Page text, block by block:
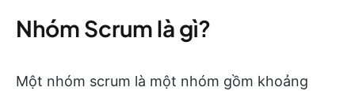
Nhóm Scrum là gì?
Một nhóm scrum là một nhóm gồm khoảng